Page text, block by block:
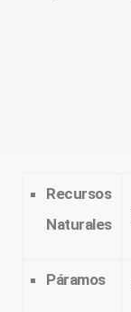
Recursos
Naturales
Páramos